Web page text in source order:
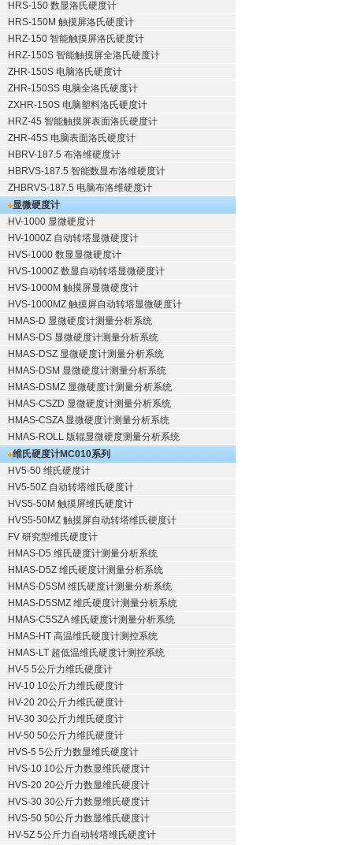
HRS-150 数显洛氏硬度计
HRS-150M 触摸屏洛氏硬度计
HRZ-150 智能触摸屏洛氏硬度计
HRZ-150S 智能触摸屏全洛氏硬度计
ZHR-150S 电脑洛氏硬度计
ZHR-150SS 电脑全洛氏硬度计
ZXHR-150S 电脑塑料洛氏硬度计
HRZ-45 智能触摸屏表面洛氏硬度计
ZHR-45S 电脑表面洛氏硬度计
HBRV-187.5 布洛维硬度计
HBRVS-187.5 智能数显布洛维硬度计
ZHBRVS-187.5 电脑布洛维硬度计
显微硬度计
HV-1000 显微硬度计
HV-1000Z 自动转塔显微硬度计
HVS-1000 数显显微硬度计
HVS-1000Z 数显自动转塔显微硬度计
HVS-1000M 触摸屏显微硬度计
HVS-1000MZ 触摸屏自动转塔显微硬度计
HMAS-D 显微硬度计测量分析系统
HMAS-DS 显微硬度计测量分析系统
HMAS-DSZ 显微硬度计测量分析系统
HMAS-DSM 显微硬度计测量分析系统
HMAS-DSMZ 显微硬度计测量分析系统
HMAS-CSZD 显微硬度计测量分析系统
HMAS-CSZA 显微硬度计测量分析系统
HMAS-ROLL 版辊显微硬度测量分析系统
维氏硬度计MC010系列
HV5-50 维氏硬度计
HV5-50Z 自动转塔维氏硬度计
HVS5-50M 触摸屏维氏硬度计
HVS5-50MZ 触摸屏自动转塔维氏硬度计
FV 研究型维氏硬度计
HMAS-D5 维氏硬度计测量分析系统
HMAS-D5Z 维氏硬度计测量分析系统
HMAS-D5SM 维氏硬度计测量分析系统
HMAS-D5SMZ 维氏硬度计测量分析系统
HMAS-C5SZA 维氏硬度计测量分析系统
HMAS-HT 高温维氏硬度计测控系统
HMAS-LT 超低温维氏硬度计测控系统
HV-5 5公斤力维氏硬度计
HV-10 10公斤力维氏硬度计
HV-20 20公斤力维氏硬度计
HV-30 30公斤力维氏硬度计
HV-50 50公斤力维氏硬度计
HVS-5 5公斤力数显维氏硬度计
HVS-10 10公斤力数显维氏硬度计
HVS-20 20公斤力数显维氏硬度计
HVS-30 30公斤力数显维氏硬度计
HVS-50 50公斤力数显维氏硬度计
HV-5Z 5公斤力自动转塔维氏硬度计